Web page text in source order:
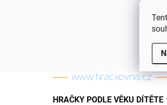
Často
HRAČKY PODLE VĚKU DÍTĚTE